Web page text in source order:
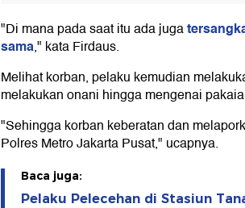
"Di mana pada saat itu ada juga
sama," kata Firdaus.
Melihat korban, pelaku kemudian
melakukan onani hingga mengenai
"Sehingga korban keberatan dan
Polres Metro Jakarta Pusat," ucapnya.
Baca juga:
Pelaku Pelecehan di Stasiun